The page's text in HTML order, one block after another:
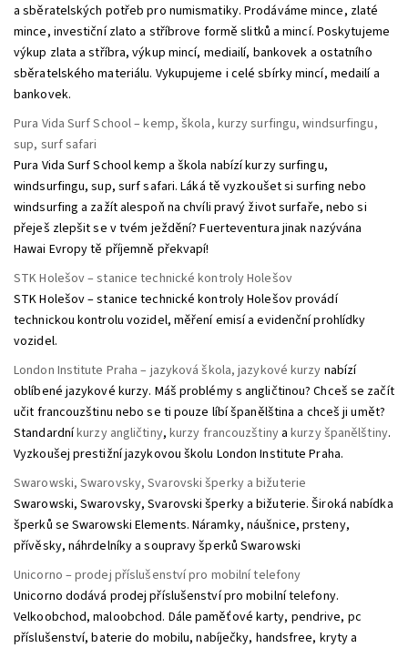
a sběratelských potřeb pro numismatiky. Prodáváme mince, zlaté
mince, investiční zlato a stříbrove formě slitků a mincí. Poskytujeme
výkup zlata a stříbra, výkup mincí, mediailí, bankovek a ostatního
sběratelského materiálu. Vykupujeme i celé sbírky mincí, medailí a
bankovek.
Pura Vida Surf School – kemp, škola, kurzy surfingu, windsurfingu,
sup, surf safari
Pura Vida Surf School kemp a škola nabízí kurzy surfingu,
windsurfingu, sup, surf safari. Láká tě vyzkoušet si surfing nebo
windsurfing a zažít alespoň na chvíli pravý život surfaře, nebo si
přeješ zlepšit se v tvém ježdění? Fuerteventura jinak nazývána
Hawai Evropy tě příjemně překvapí!
STK Holešov – stanice technické kontroly Holešov
STK Holešov – stanice technické kontroly Holešov provádí
technickou kontrolu vozidel, měření emisí a evidenční prohlídky
vozidel.
London Institute Praha – jazyková škola, jazykové kurzy nabízí
oblíbené jazykové kurzy. Máš problémy s angličtinou? Chceš se začít
učit francouzštinu nebo se ti pouze líbí španělština a chceš ji umět?
Standardníkurzy angličtiny, kurzy francouzštinyakurzy španělštiny.
Vyzkoušej prestižní jazykovou školu London Institute Praha.
Swarowski, Swarovsky, Svarovski šperky a bižuterie
Swarowski, Swarovsky, Svarovski šperky a bižuterie. Široká nabídka
šperků se Swarowski Elements. Náramky, náušnice, prsteny,
přívěsky, náhrdelníky a soupravy šperků Swarowski
Unicorno – prodej příslušenství pro mobilní telefony
Unicorno dodává prodej příslušenství pro mobilní telefony.
Velkoobchod, maloobchod. Dále paměťové karty, pendrive, pc
příslušenství, baterie do mobilu, nabíječky, handsfree, kryty a